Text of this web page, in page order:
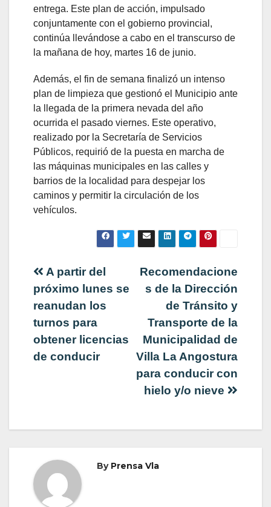
entrega. Este plan de acción, impulsado
conjuntamente con el gobierno provincial,
continúa llevándose a cabo en el transcurso de
la mañana de hoy, martes 16 de junio.
Además, el fin de semana finalizó un intenso
plan de limpieza que gestionó el Municipio ante
la llegada de la primera nevada del año
ocurrida el pasado viernes. Este operativo,
realizado por la Secretaría de Servicios
Públicos, requirió de la puesta en marcha de
las máquinas municipales en las calles y
barrios de la localidad para despejar los
caminos y permitir la circulación de los
vehículos.
Navegación
de
entradas
Recomendacione
s de la Dirección
de Tránsito y
Transporte de la
Municipalidad de
Villa La Angostura
para conducir con
hielo y/o nieve
A partir del
próximo lunes se
reanudan los
turnos para
obtener licencias
de conducir
By Prensa Vla